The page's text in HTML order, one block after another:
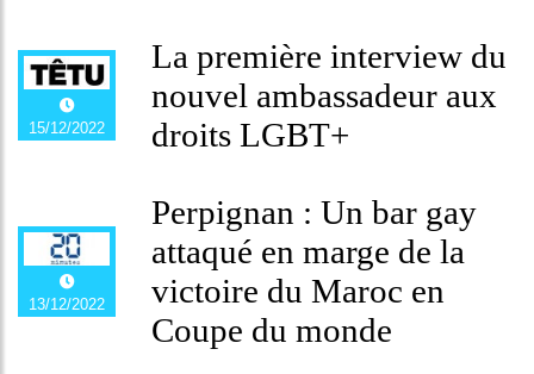
15/12/2022
La première interview du
nouvel ambassadeur aux
droits LGBT+
13/12/2022
Perpignan : Un bar gay
attaqué en marge de la
victoire du Maroc en
Coupe du monde